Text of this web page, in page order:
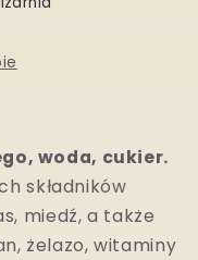
woda, cukier.
składników
miedź, a także
żelazo, witaminy